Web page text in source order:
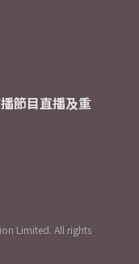
節目直播及重
Limited. All rights